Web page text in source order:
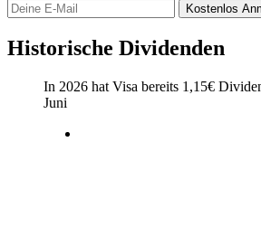
Kostenlos
Historische Dividenden
In 2026 hat Visa bereits 1,15€
Juni